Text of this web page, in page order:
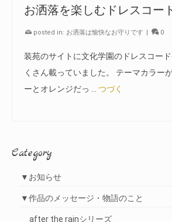
お洒落を楽しむドレスコー
posted in: お洒落は愉快なお守りです | 0
装苑のサイトに文化学園のドレスコー
くさん載っていました。 テーマカラー
ーとオレンジだっ … つづく
Category
▼お知らせ
▼作品のメッセージ・物語のこと
after the rainシリーズ